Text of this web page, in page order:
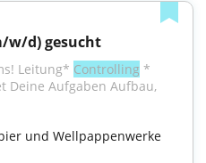
w/d) gesucht
Leitung* Controlling *
Deine Aufgaben Aufbau,
und Wellpappenwerke